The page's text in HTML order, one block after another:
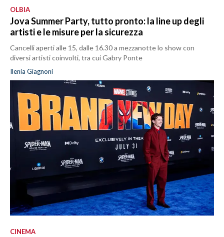
OLBIA
Jova Summer Party, tutto pronto: la line up degli
artisti e le misure per la sicurezza
Cancelli aperti alle 15, dalle 16.30 a mezzanotte lo show con
diversi artisti coinvolti, tra cui Gabry Ponte
Ilenia Giagnoni
CINEMA